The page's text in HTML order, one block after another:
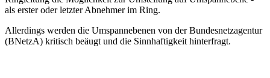
als erster oder letzter Abnehmer im Ring.
Allerdings werden die Umspannebenen von der Bundesnetzagentur
(BNetzA) kritisch beäugt und die Sinnhaftigkeit hinterfragt.